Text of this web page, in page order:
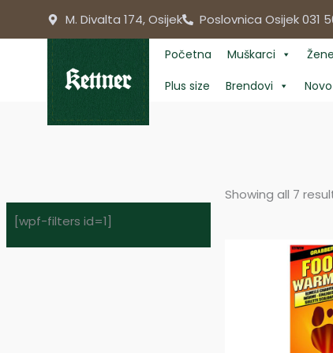
M. Divalta 174, Osijek Poslovnica Osijek 031
Početna Muškarci Žene
Plus size
Brendovi
[wpf-filters id=1]
Showing all 7